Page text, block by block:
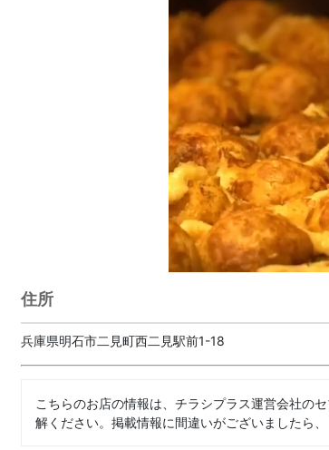
住所
兵庫県明石市二見町西二見駅前1-18
こちらのお店の情報は、チラシプラス運営会社の
解ください。掲載情報に間違いがございましたら、